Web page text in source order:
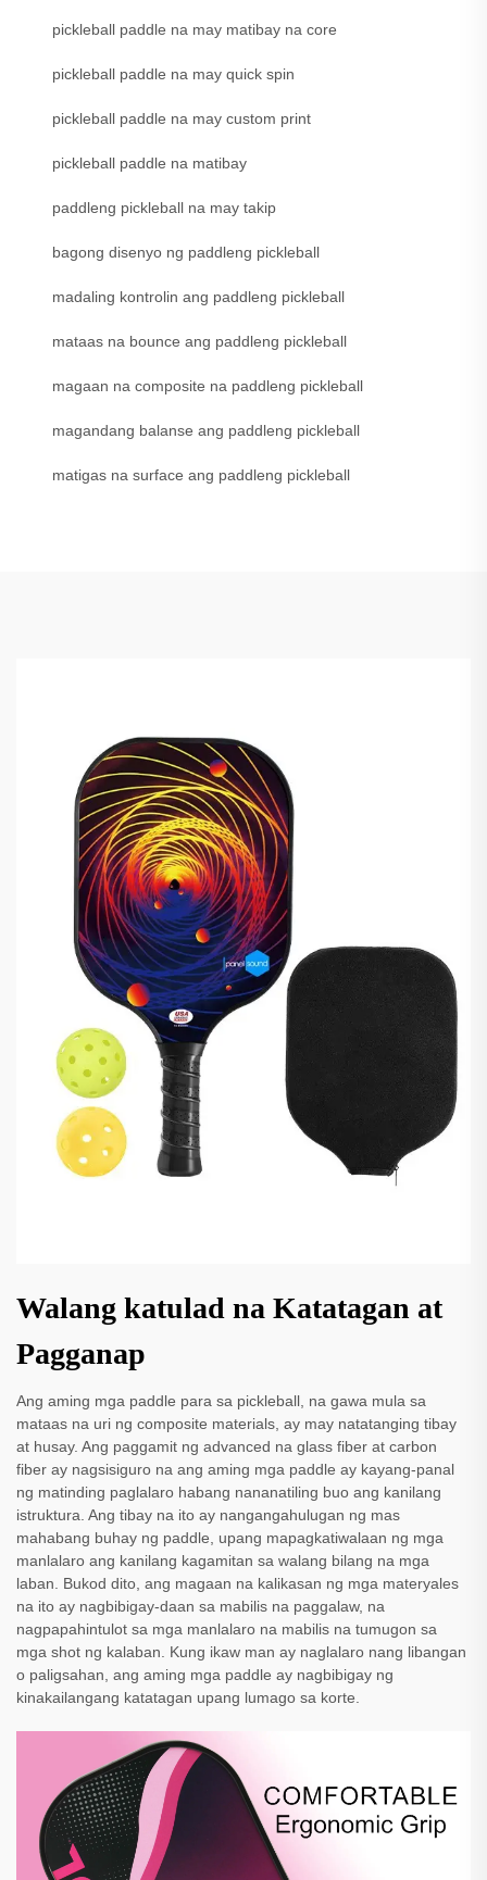
pickleball paddle na may matibay na core
pickleball paddle na may quick spin
pickleball paddle na may custom print
pickleball paddle na matibay
paddleng pickleball na may takip
bagong disenyo ng paddleng pickleball
madaling kontrolin ang paddleng pickleball
mataas na bounce ang paddleng pickleball
magaan na composite na paddleng pickleball
magandang balanse ang paddleng pickleball
matigas na surface ang paddleng pickleball
Walang katulad na Katatagan at
Pagganap
Ang aming mga paddle para sa pickleball, na gawa mula sa
mataas na uri ng composite materials, ay may natatanging tibay
at husay. Ang paggamit ng advanced na glass fiber at carbon
fiber ay nagsisiguro na ang aming mga paddle ay kayang-panal
ng matinding paglalaro habang nananatiling buo ang kanilang
istruktura. Ang tibay na ito ay nangangahulugan ng mas
mahabang buhay ng paddle, upang mapagkatiwalaan ng mga
manlalaro ang kanilang kagamitan sa walang bilang na mga
laban. Bukod dito, ang magaan na kalikasan ng mga materyales
na ito ay nagbibigay-daan sa mabilis na paggalaw, na
nagpapahintulot sa mga manlalaro na mabilis na tumugon sa
mga shot ng kalaban. Kung ikaw man ay naglalaro nang libangan
o paligsahan, ang aming mga paddle ay nagbibigay ng
kinakailangang katatagan upang lumago sa korte.